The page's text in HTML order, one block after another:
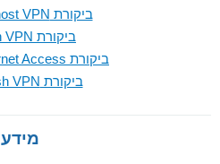
ביקורת CyberGhost VPN
ביקורת Proton VPN
ביקורת Private Internet Access
ביקורת IPVanish VPN
מידע